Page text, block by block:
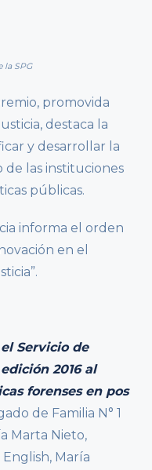
la SPG
promovida
destaca la
y desarrollar la
de las instituciones
públicas.
informa el orden
en el
Servicio de
2016 al
forenses en pos
de Familia N° 1
Marta Nieto,
María